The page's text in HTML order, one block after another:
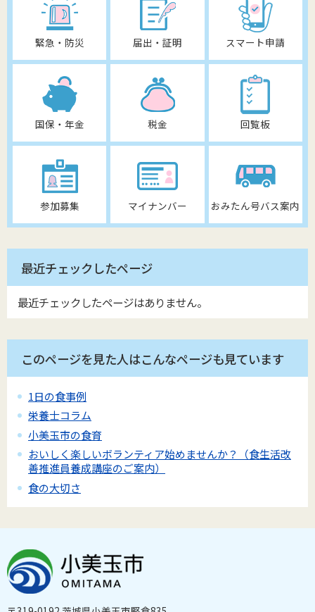
緊急・防災 届出・証明 スマート申請
国保・年金 税金 回覧板
参加募集 マイナンバー おみたん号バス案内
最近チェックしたページ
最近チェックしたページはありません。
このページを見た人はこんなページも見ています
1日の食事例
栄養士コラム
小美玉市の食育
おいしく楽しいボランティア始めませんか？（食生活改
善推進員養成講座のご案内）
食の大切さ